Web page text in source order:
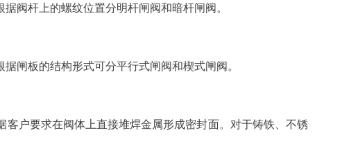
阀杆上的螺纹位置分明杆闸阀和暗杆闸阀。
闸板的结构形式可分平行式闸阀和楔式闸阀。
户要求在阀体上直接堆焊金属形成密封面。对于铸铁、不锈